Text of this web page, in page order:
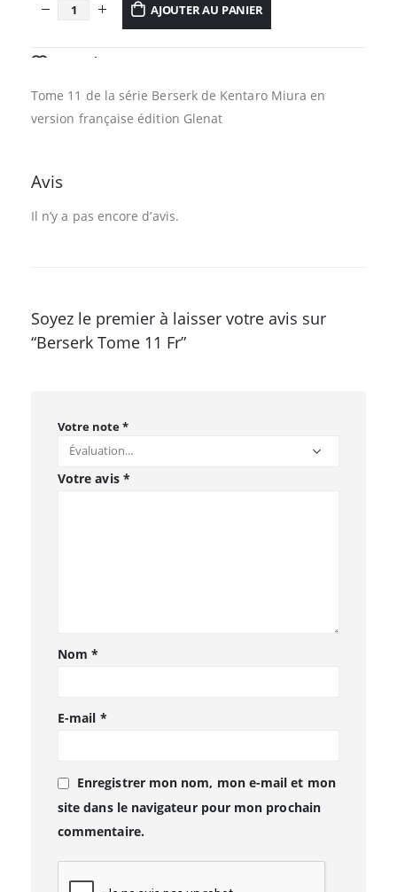
AJOUTER AU PANIER
AJOUTER À LA LISTE D’ENVIES
Tome 11 de la série Berserk de Kentaro Miura en
version française édition Glenat
Avis
Il n’y a pas encore d’avis.
Soyez le premier à laisser votre avis sur
“Berserk Tome 11 Fr”
Votre note*
Votre avis *
Nom*
E-mail *
Enregistrer mon nom, mon e-mail et mon
site dans le navigateur pour mon prochain
commentaire.